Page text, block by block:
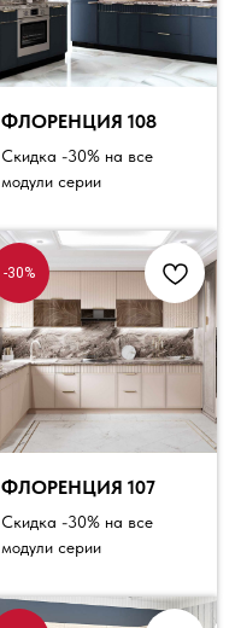
ФЛОРЕНЦИЯ 108
Скидка -30% на все
модули серии
-30%
ФЛОРЕНЦИЯ 107
Скидка -30% на все
модули серии